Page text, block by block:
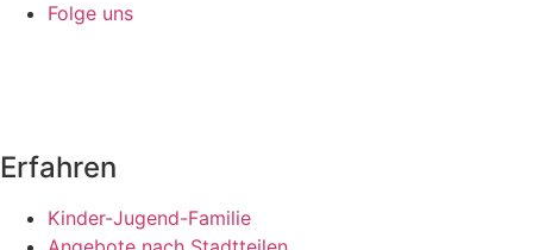
Folge uns
Erfahren
Kinder-Jugend-Familie